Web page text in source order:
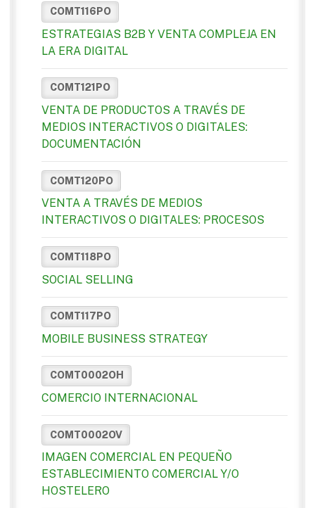
COMT116PO
ESTRATEGIAS B2B Y VENTA COMPLEJA EN
LA ERA DIGITAL
COMT121PO
VENTA DE PRODUCTOS A TRAVÉS DE
MEDIOS INTERACTIVOS O DIGITALES:
DOCUMENTACIÓN
COMT120PO
VENTA A TRAVÉS DE MEDIOS
INTERACTIVOS O DIGITALES: PROCESOS
COMT118PO
SOCIAL SELLING
COMT117PO
MOBILE BUSINESS STRATEGY
COMT0002OH
COMERCIO INTERNACIONAL
COMT0002OV
IMAGEN COMERCIAL EN PEQUEÑO
ESTABLECIMIENTO COMERCIAL Y/O
HOSTELERO